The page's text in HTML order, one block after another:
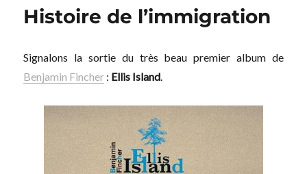
Histoire de l’immigration
Signalons la sortie du très beau premier album de
Benjamin Fincher : Ellis Island.